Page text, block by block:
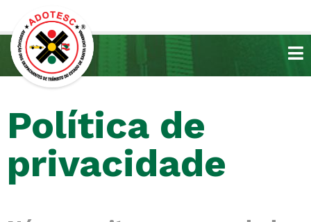
Política de
privacidade